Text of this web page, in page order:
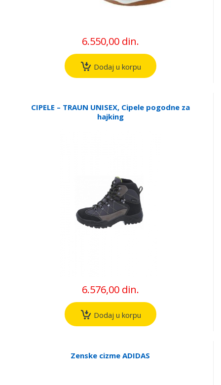
6.550,00 din.
Dodaj u korpu
CIPELE – TRAUN UNISEX, Cipele pogodne za
hajking
6.576,00 din.
Dodaj u korpu
Zenske cizme ADIDAS